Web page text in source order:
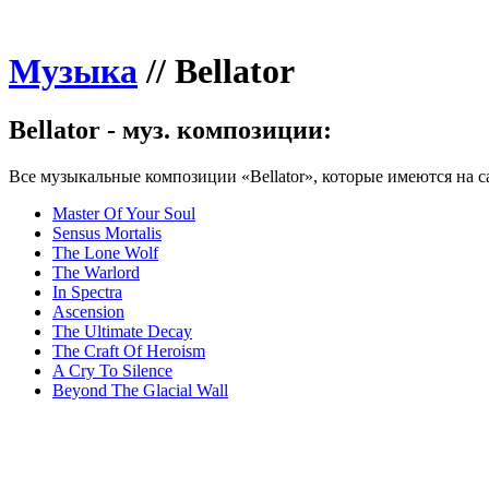
Музыка// Bellator
Bellator - муз. композиции:
Все музыкальные композиции «Bellator», которые имеются на
Master Of Your Soul
Sensus Mortalis
The Lone Wolf
The Warlord
In Spectra
Ascension
The Ultimate Decay
The Craft Of Heroism
A Cry To Silence
Beyond The Glacial Wall